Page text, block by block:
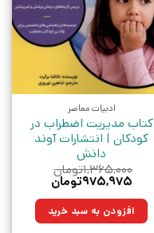
ادبیات معاصر
کتاب مدیریت اضطراب در
کودکان | انتشارات آوند
دانش
۱,۳۶۵,۰۰۰تومان
قیمت
۱,۳۶۵,۰۰۰تومان
بود.
۹۷۵,۹۷۵تومان
۹۷۵,۹۷۵تومان.افزودن به سبد خرید